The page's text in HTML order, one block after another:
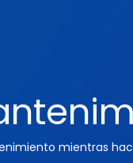
mientras